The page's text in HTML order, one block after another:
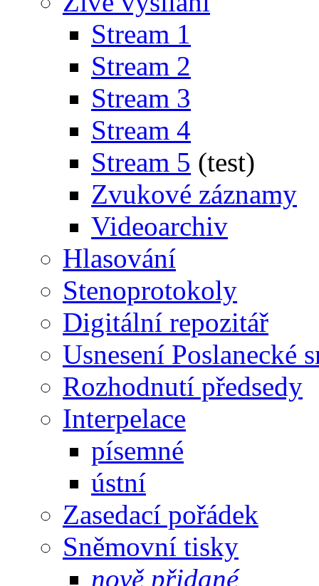
Stream 1
Stream 2
Stream 3
Stream 4
Stream 5 (test)
Zvukové záznamy
Videoarchiv
Hlasování
Stenoprotokoly
Digitální repozitář
Usnesení Poslanecké
Rozhodnutí předsedy
Interpelace
písemné
ústní
Zasedací pořádek
Sněmovní tisky
nově přidané